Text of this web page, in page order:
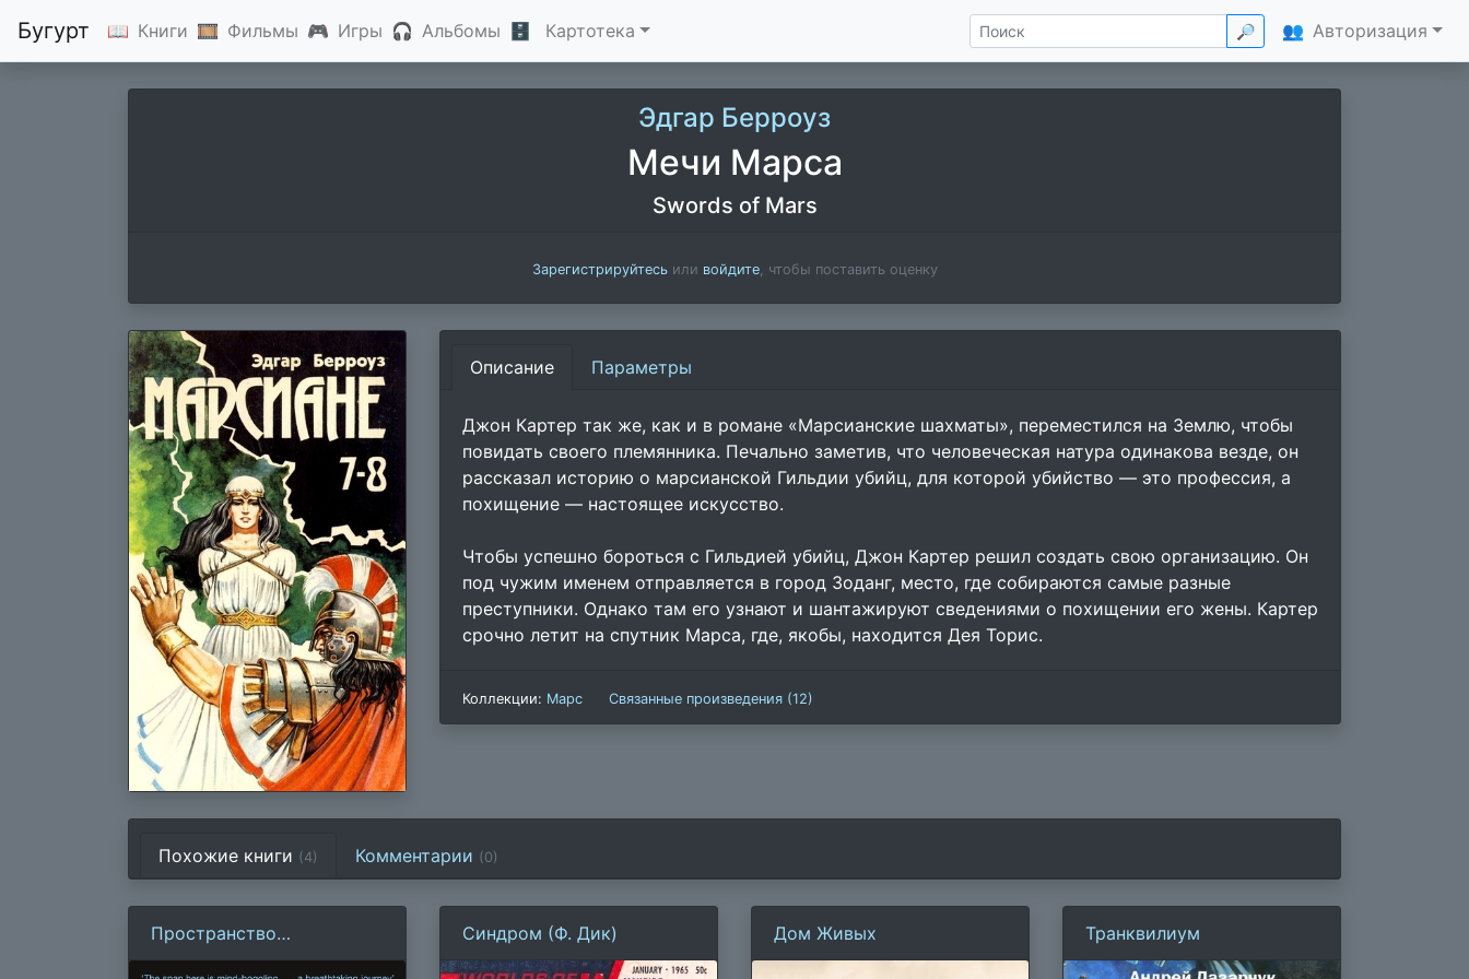
Бугурт 📖 Книги 🎞 Фильмы 🎮 Игры 🎧 Альбомы 🗄 Картотека 🔎 👥 Авторизация
Эдгар Берроуз
Мечи Марса
Swords of Mars
Зарегистрируйтесьили войдите, чтобы поставить оценку
Описание Параметры
Джон Картер так же, как и в романе «Марсианские шахматы», переместился на Землю, чтобы
повидать своего племянника. Печально заметив, что человеческая натура одинакова везде, он
рассказал историю о марсианской Гильдии убийц, для которой убийство — это профессия, а
похищение — настоящее искусство.
Чтобы успешно бороться с Гильдией убийц, Джон Картер решил создать свою организацию. Он
под чужим именем отправляется в город Зоданг, место, где собираются самые разные
преступники. Однако там его узнают и шантажируют сведениями о похищении его жены. Картер
срочно летит на спутник Марса, где, якобы, находится Дея Торис.
Коллекции: Марс Связанные произведения (12)
Похожие книги (4) Комментарии (0)
Пространство
Откровения
Синдром (Ф. Дик) Дом Живых Транквилиум